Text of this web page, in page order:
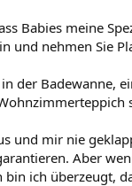
Babies meine
und nehmen Sie
der Badewanne,
und mir nie
Aber
ich überzeugt,